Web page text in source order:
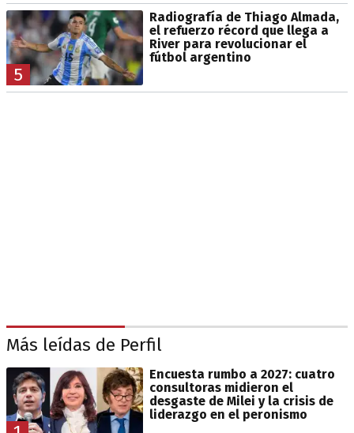
5
Radiografía de Thiago Almada,
el refuerzo récord que llega a
River para revolucionar el
fútbol argentino
Más leídas de Perfil
Encuesta rumbo a 2027: cuatro
consultoras midieron el
desgaste de Milei y la crisis de
liderazgo en el peronismo